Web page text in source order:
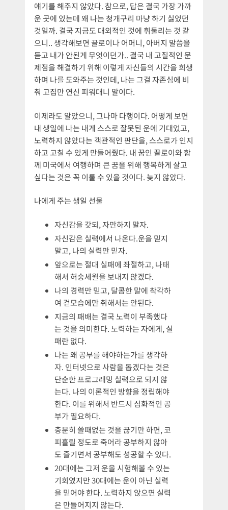
얘기를 해주지 않았다. 참으로, 답은 결국 가장 가까
운 곳에 있는데 왜 나는 청개구리 마냥 하기 싫었던
것일까. 결국 지금도 대외적인 것에 휘둘리는 것 같
으니.. 생각해보면 끌로이나 어머니, 아버지 말씀을
듣고 내가 안된게 무엇이던가.. 결국 내 고질적인 문
제점을 해결하기 위해 이렇게 자신들의 시간을 희생
하며 나를 도와주는 것인데, 나는 그걸 자존심에 비
춰 고집만 연신 피워대니 말이다.
이제라도 알았으니, 그나마 다행이다. 어떻게 보면
내 생일에 나는 내게 스스로 잘못된 운에 기대었고,
노력하지 않았다는 객관적인 판단을, 스스로가 인지
하고 고칠 수 있게 만들어줬다. 내 꿈인 끌로이와 함
께 미국에서 여행하며 큰 꿈을 위해 행복하게 살고
싶다는 것은 꼭 이룰 수 있을 것이다. 늦지 않았다.
나에게 주는 생일 선물
자신감을 갖되, 자만하지 말자.
자신감은 실력에서 나온다.운을 믿지
말고, 나의 실력만 믿자.
앞으로는 절대 실패에 좌절하고, 나태
해서 허숭세월을 보내지 않겠다.
나의 경력만 믿고, 달콤한 말에 착각하
여 걷모습에만 취해서는 안된다.
지금의 패배는 결국 노력이 부족했다
는 것을 의미한다. 노력하는 자에게, 실
패란 없다.
나는 왜 공부를 해야하는가를 생각하
자. 인터넷으로 사람을 돕겠다는 것은
단순한 프로그래밍 실력으로 되지 않
는다. 나의 이론적인 방향을 정립해야
한다. 이를 위해서 반드시 심화적인 공
부가 필요하다.
충분히 쓸때없는 것을 끊기만 하면, 코
피흘릴 정도로 죽어라 공부하지 않아
도 즐기면서 공부해도 성공할 수 있다.
20대에는 그저 운을 시험해볼 수 있는
기회였지만 30대에는 운이 아닌 실력
을 믿어야 한다. 노력하지 않으면 실력
은 만들어지지 않는다.